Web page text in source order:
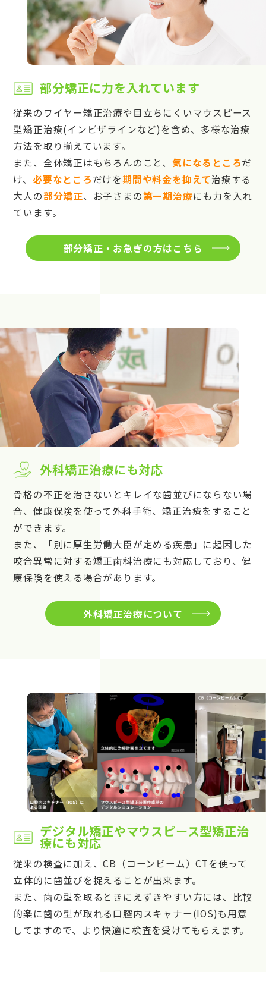
部分矯正に力を入れています
従来のワイヤー矯正治療や目立ちにくいマウスピース
型矯正治療(インビザラインなど)を含め、多様な治療
方法を取り揃えています。
また、全体矯正はもちろんのこと、 気になるところだ
け、 必要なところだけを期間や料金を抑えて治療する
大人の部分矯正、お子さまの第一期治療にも力を入れ
ています。
部分矯正・お急ぎの方はこちら
外科矯正治療にも対応
骨格の不正を治さないとキレイな歯並びにならない場
合、健康保険を使って外科手術、矯正治療をすること
ができます。
また、「別に厚生労働大臣が定める疾患」に起因した
咬合異常に対する矯正歯科治療にも対応しており、健
康保険を使える場合があります。
外科矯正治療について
デジタル矯正やマウスピース型矯正治
療にも対応
従来の検査に加え、CB（コーンビーム）CTを使って
立体的に歯並びを捉えることが出来ます。
また、歯の型を取るときにえずきやすい方には、比較
的楽に歯の型が取れる口腔内スキャナー(IOS)も用意
してますので、より快適に検査を受けてもらえます。